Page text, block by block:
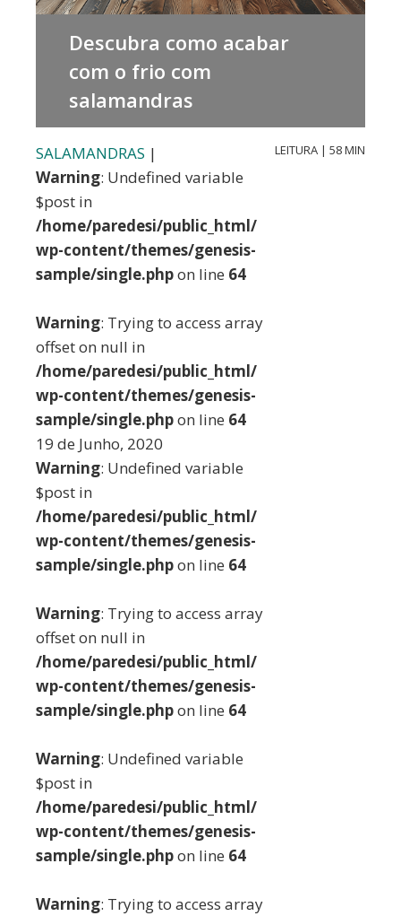
Descubra como acabar
com o frio com
salamandras
SALAMANDRAS |
Warning: Undefined variable
$post in
/home/paredesi/public_html/
wp-content/themes/genesis-
sample/single.phpon line 64
Warning: Trying to access array
offset on null in
/home/paredesi/public_html/
wp-content/themes/genesis-
sample/single.phpon line 64
19 de Junho, 2020
Warning: Undefined variable
$post in
/home/paredesi/public_html/
wp-content/themes/genesis-
sample/single.phpon line 64
Warning: Trying to access array
offset on null in
/home/paredesi/public_html/
wp-content/themes/genesis-
sample/single.phpon line 64
Warning: Undefined variable
$post in
/home/paredesi/public_html/
wp-content/themes/genesis-
sample/single.phpon line 64
Warning: Trying to access array
LEITURA | 58 MIN